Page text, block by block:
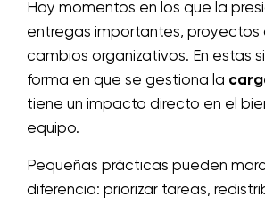
Hay momentos en los que la
entregas importantes, proyectos
cambios organizativos. En estas
forma en que se gestiona la
tiene un impacto directo en el
equipo.
Pequeñas prácticas pueden
diferencia: priorizar tareas,